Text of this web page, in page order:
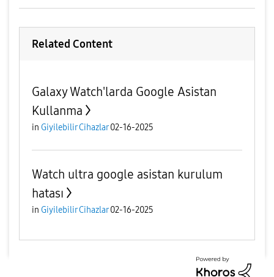
Related Content
Galaxy Watch'larda Google Asistan
Kullanma
in Giyilebilir Cihazlar 02-16-2025
Watch ultra google asistan kurulum
hatası
in Giyilebilir Cihazlar 02-16-2025